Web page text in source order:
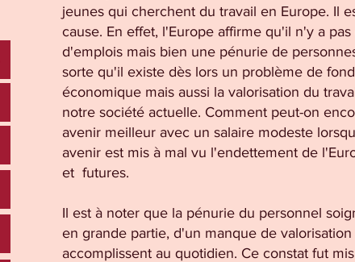
jeunes qui cherchent du travail en Europe. Il
cause. En effet, l'Europe affirme qu'il n'y a
d'emplois mais bien une pénurie de
sorte qu'il existe dès lors un problème de
économique mais aussi la valorisation du
notre société actuelle. Comment peut-on
avenir meilleur avec un salaire modeste
avenir est mis à mal vu l'endettement de
et futures.
Il est à noter que la pénurie du personnel
en grande partie, d'un manque de
accomplissent au quotidien. Ce constat fut